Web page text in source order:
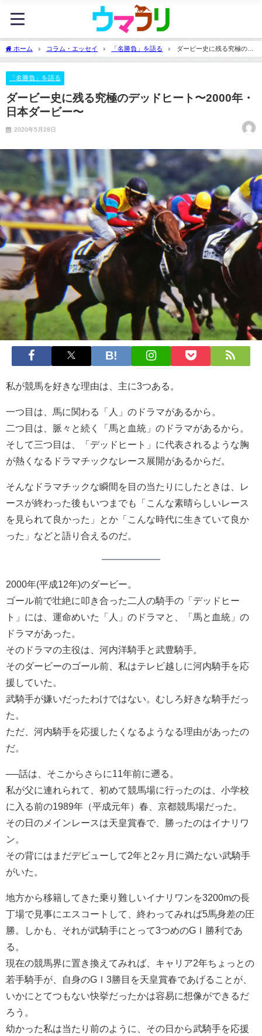
ホーム コラム・エッセイ 「名勝負」を語る
ダービー史に残る究極のデ
ッドヒート〜2000年・日本ダービー〜
「名勝負」を語る
ダービー史に残る究極のデッドヒート〜2000年・
日本ダービー〜
2020年5月28日
私が競馬を好きな理由は、主に3つある。
一つ目は、馬に関わる「人」のドラマがあるから。
二つ目は、脈々と続く「馬と血統」のドラマがあるから。
そして三つ目は、「デッドヒート」に代表されるような胸
が熱くなるドラマチックなレース展開があるからだ。
そんなドラマチックな瞬間を目の当たりにしたときは、レ
ースが終わった後もいつまでも「こんな素晴らしいレース
を見られて良かった」とか「こんな時代に生きていて良か
った」などと語り合えるのだ。
2000年(平成12年)のダービー。
ゴール前で壮絶に叩き合った二人の騎手の「デッドヒー
ト」には、運命めいた「人」のドラマと、「馬と血統」の
ドラマがあった。
そのドラマの主役は、河内洋騎手と武豊騎手。
そのダービーのゴール前、私はテレビ越しに河内騎手を応
援していた。
武騎手が嫌いだったわけではない。むしろ好きな騎手だっ
た。
ただ、河内騎手を応援したくなるようなる理由があったの
だ。
──話は、そこからさらに11年前に遡る。
私が父に連れられて、初めて競馬場に行ったのは、小学校
に入る前の1989年（平成元年）春、京都競馬場だった。
その日のメインレースは天皇賞春で、勝ったのはイナリワ
ン。
その背にはまだデビューして2年と2ヶ月に満たない武騎手
がいた。
地方から移籍してきた乗り難しいイナリワンを3200mの長
丁場で見事にエスコートして、終わってみれば5馬身差の圧
勝。しかも、それが武騎手にとって3つめのGⅠ勝利であ
る。
現在の競馬界に置き換えてみれば、キャリア2年ちょっとの
若手騎手が、自身のGⅠ3勝目を天皇賞春であげることが、
いかにとてつもない快挙だったかは容易に想像ができるだ
ろう。
幼かった私は当たり前のように、その日から武騎手を応援